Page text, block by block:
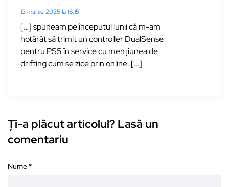
13 martie 2025 la 16:15
[…] spuneam pe începutul lunii că m-am
hotărât să trimit un controller DualSense
pentru PS5 în service cu mențiunea de
drifting cum se zice prin online. […]
Ți-a plăcut articolul? Lasă un
comentariu
Nume *